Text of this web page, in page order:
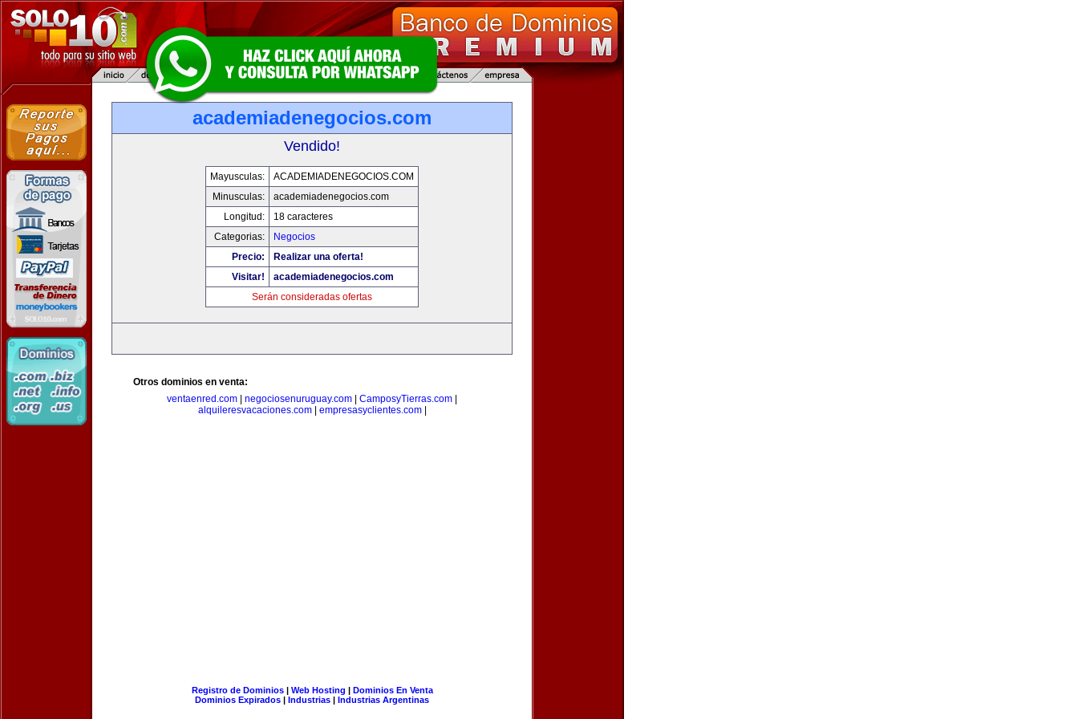
academiadenegocios.com
Vendido!
Mayusculas:
ACADEMIADENEGOCIOS.COM
Minusculas:
academiadenegocios.com
Longitud:
18 caracteres
Categorias:
Negocios
Precio:
Realizar una oferta!
Visitar!
academiadenegocios.com
Serán consideradas ofertas
Otros dominios en venta:
ventaenred.com
negociosenuruguay.com CamposyTierras.com
alquileresvacaciones.com| empresasyclientes.com|
Registro de Dominios| Web Hosting | Dominios En Venta
Dominios Expirados | Industrias | Industrias Argentinas